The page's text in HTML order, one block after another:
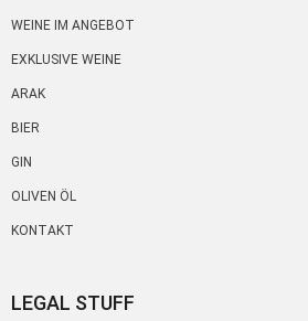
WEINE IM ANGEBOT
EXKLUSIVE WEINE
ARAK
BIER
GIN
OLIVEN ÖL
KONTAKT
LEGAL STUFF